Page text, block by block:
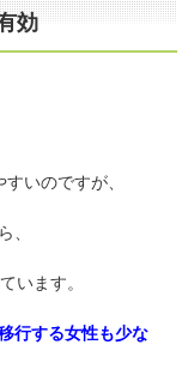
効
いのですが、
、
います。
行する女性も少な